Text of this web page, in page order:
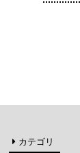
カテゴリ